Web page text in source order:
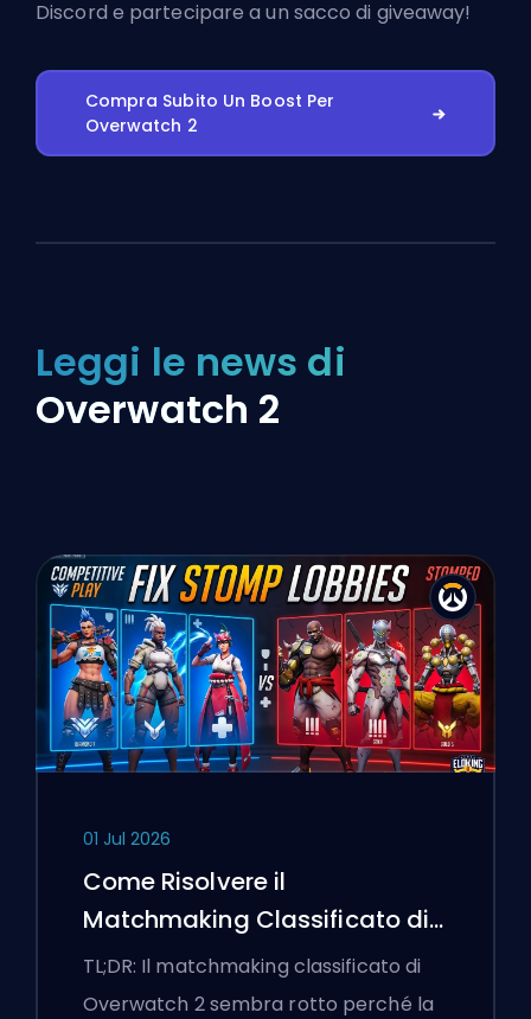
Discord e partecipare a un sacco di giveaway!
Compra Subito Un Boost Per
Overwatch 2
Leggi le news di
Overwatch 2
01 Jul 2026
Come Risolvere il
Matchmaking Classificato di
Overwatch 2 e le Lobby a
Senso Unico
TL;DR: Il matchmaking classificato di
Overwatch 2 sembra rotto perché la